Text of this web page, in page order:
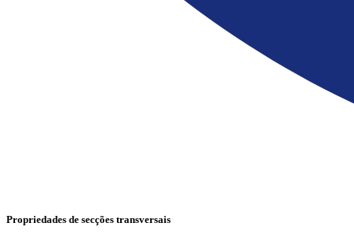
Propriedades de secções transversais